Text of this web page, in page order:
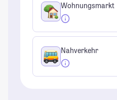
Wohnungsmarkt
Nahverkehr